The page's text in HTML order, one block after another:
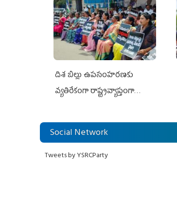
దిశ బిల్లు ఉపసంహరణకు
వ్యతిరేకంగా రాష్ట్రవ్యాప్తంగా
ఆందోళనలు
Social Network
Tweets by YSRCParty